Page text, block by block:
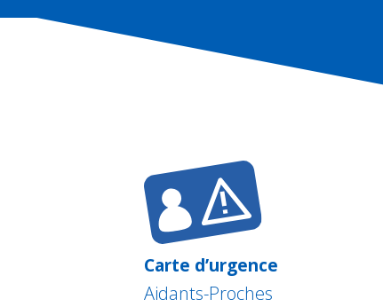
Carte d’urgence
Aidants-Proches